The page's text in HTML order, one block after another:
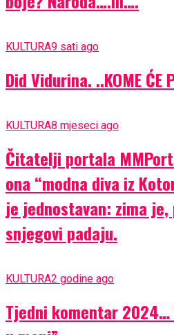
KULTURA9 sati ago
Did Vidurina. ..KOME ĆE
KULTURA8 mjeseci ago
Čitatelji portala
ona “modna diva iz
je jednostavan: zima
snjegovi padaju.
KULTURA2 godine ago
Tjedni komentar